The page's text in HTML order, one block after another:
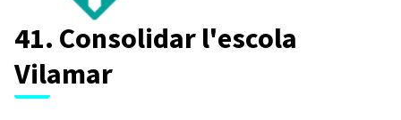
41. Consolidar l'escola
Vilamar